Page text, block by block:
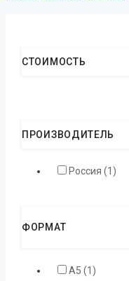
СТОИМОСТЬ
ПРОИЗВОДИТЕЛЬ
Россия (1)
ФОРМАТ
А5 (1)